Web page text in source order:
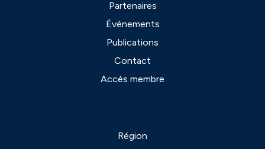
Partenaires
Événements
Publications
Contact
Accès membre
Région